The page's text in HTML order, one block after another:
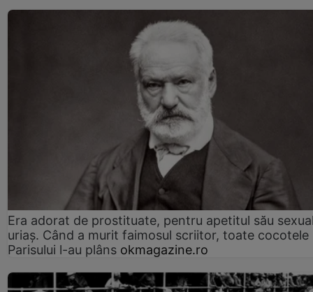
Era adorat de prostituate, pentru apetitul său
uriaș. Când a murit faimosul scriitor, toate cocotele
Parisului l-au plâns okmagazine.ro